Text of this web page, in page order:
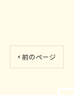
< 前のページ